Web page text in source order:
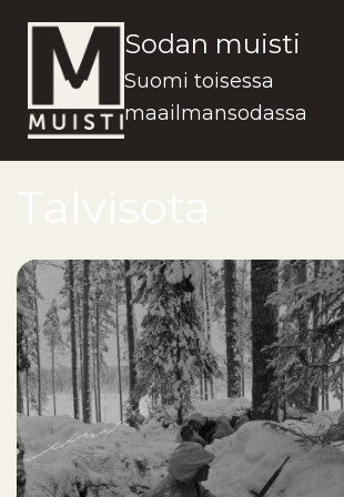
sisältöön
Sodan muisti
Suomi toisessa
maailmansodassa